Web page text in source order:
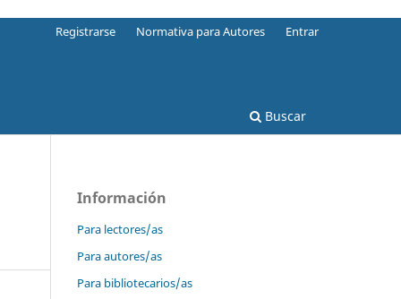
Buscar
Registrarse Normativa para Autores Entrar
Información
Para lectores/as
Para autores/as
Para bibliotecarios/as